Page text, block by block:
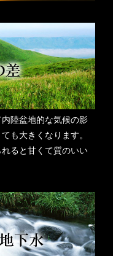
陸盆地的な気候の影
も大きくなります。
ると甘くて質のいい